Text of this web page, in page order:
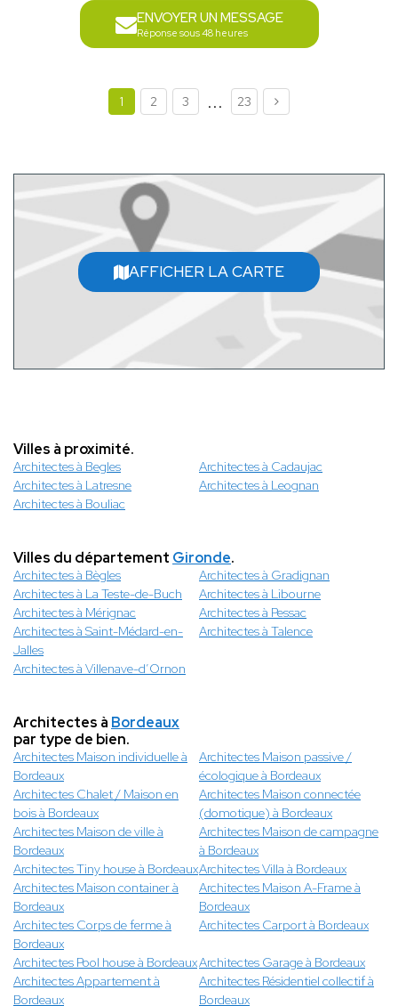
ENVOYER UN MESSAGE
Réponse sous 48 heures
1 2 3 ... 23
AFFICHER LA CARTE
Villes à proximité.
Architectes à Begles
Architectes à Cadaujac
Architectes à Latresne
Architectes à Leognan
Architectes à Bouliac
Villes du département Gironde.
Architectes à Bègles
Architectes à Gradignan
Architectes à La Teste-de-Buch
Architectes à Libourne
Architectes à Mérignac
Architectes à Pessac
Architectes à Saint-Médard-en-
Jalles
Architectes à Talence
Architectes à Villenave-d’Ornon
Architectes à Bordeaux
par type de bien.
Architectes Maison individuelle à
Bordeaux
Architectes Maison passive /
écologique à Bordeaux
Architectes Chalet / Maison en
bois à Bordeaux
Architectes Maison connectée
(domotique) à Bordeaux
Architectes Maison de ville à
Bordeaux
Architectes Maison de campagne
à Bordeaux
Architectes Tiny house à BordeauxArchitectes Villa à Bordeaux
Architectes Maison container à
Bordeaux
Architectes Maison A-Frame à
Bordeaux
Architectes Corps de ferme à
Bordeaux
Architectes Carport à Bordeaux
Architectes Pool house à BordeauxArchitectes Garage à Bordeaux
Architectes Appartement à
Bordeaux
Architectes Résidentiel collectif à
Bordeaux